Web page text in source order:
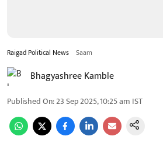
Raigad Political News Saam
Bhagyashree Kamble
Published On:23 Sep 2025, 10:25 am IST